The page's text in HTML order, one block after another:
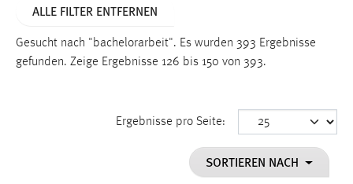
ALLE FILTER ENTFERNEN
Gesucht nach "bachelorarbeit". Es wurden 393 Ergebnisse
gefunden. Zeige Ergebnisse 126 bis 150 von 393.
Ergebnisse pro Seite:
SORTIEREN NACH
Name:
Dieser Cookie speichert die ausgewählten Einverständnis-